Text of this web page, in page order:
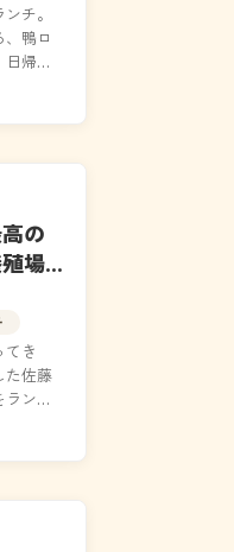
チ。
鴨ロ
帰り
きプ
の
場
ュ
き
た佐藤
ンチ
専門